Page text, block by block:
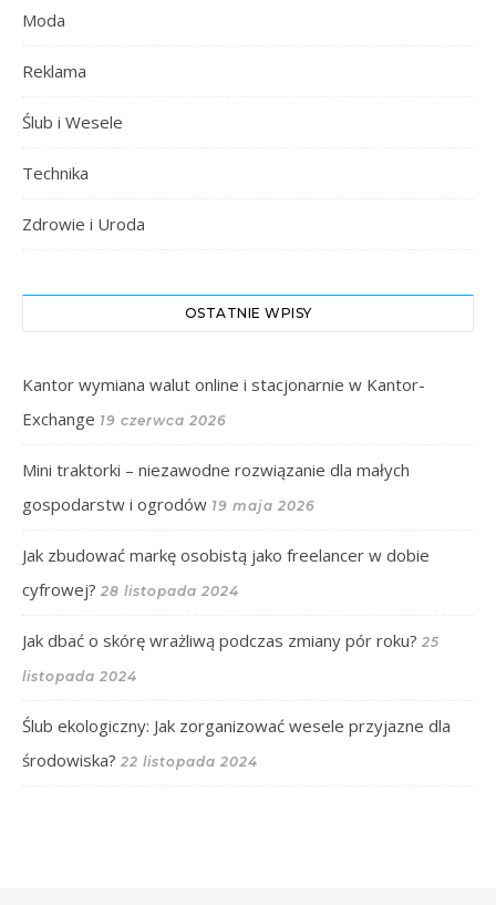
Moda
Reklama
Ślub i Wesele
Technika
Zdrowie i Uroda
OSTATNIE WPISY
Kantor wymiana walut online i stacjonarnie w Kantor-
Exchange 19 czerwca 2026
Mini traktorki – niezawodne rozwiązanie dla małych
gospodarstw i ogrodów 19 maja 2026
Jak zbudować markę osobistą jako freelancer w dobie
cyfrowej? 28 listopada 2024
Jak dbać o skórę wrażliwą podczas zmiany pór roku? 25
listopada 2024
Ślub ekologiczny: Jak zorganizować wesele przyjazne dla
środowiska? 22 listopada 2024